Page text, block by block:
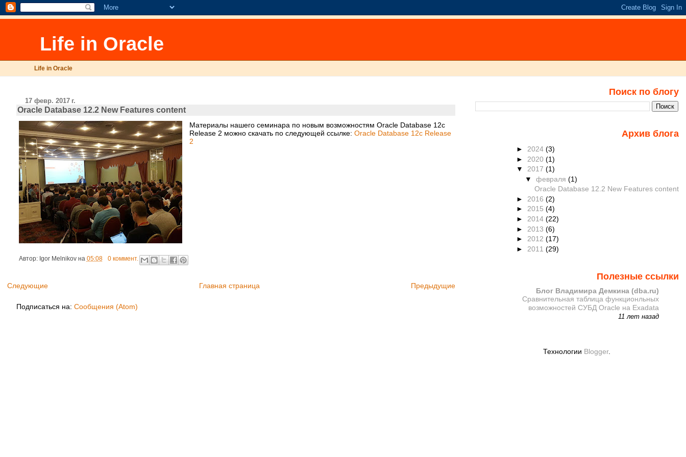
Life in Oracle
Life in Oracle
17 февр. 2017 г.
Oracle Database 12.2 New Features content
Материалы нашего семинара по новым возможностям Oracle Database 12c
Release 2 можно скачать по следующей ссылке:Oracle Database 12c Release
2
Автор: Igor Melnikov на 05:08 0 коммент.
Следующие Предыдущие
Главная страница
Подписаться на: Сообщения (Atom)
Поиск по блогу
Архив блога
► 2024 (3)
► 2020 (1)
▼ 2017 (1)
▼февраля(1)
Oracle Database 12.2 New Features content
► 2016 (2)
► 2015 (4)
► 2014 (22)
► 2013 (6)
► 2012 (17)
► 2011 (29)
Полезные ссылки
Блог Владимира Демкина (dba.ru)
Сравнительная таблица функционльных
возможностей СУБД Oracle на Exadata
11 лет назад
Технологии Blogger.